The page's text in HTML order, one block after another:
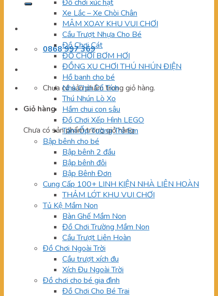
0868 997 369
Chưa có sản phẩm trong giỏ hàng.
Giỏ hàng
Chưa có sản phẩm trong giỏ hàng.
Đồ chơi xúc hạt
Xe Lắc – Xe Chòi Chân
MÂM XOAY KHU VUI CHƠI
Cầu Trượt Nhựa Cho Bé
Đồ Chơi Cát
ĐỒ CHƠI BƠM HƠI
ĐỒNG XU CHƠI THÚ NHÚN ĐIỆN
Hồ banh cho bé
Nhà Chòi Cổ Tích
Thú Nhún Lò Xo
Hầm chui con sâu
Đồ Chơi Xếp Hình LEGO
Tấm Ốp Tường Trẻ Em
Bập bênh cho bé
Bập bênh 2 đầu
Bập bênh đôi
Bập Bênh Đơn
Cung Cấp 100+ LINH KIỆN NHÀ LIÊN HOÀN
THẢM LÓT KHU VUI CHƠI
Tủ Kệ Mầm Non
Bàn Ghế Mầm Non
Đồ Chơi Trường Mầm Non
Cầu Trượt Liên Hoàn
Đồ Chơi Ngoài Trời
Cầu trượt xích đu
Xích Đu Ngoài Trời
Đồ chơi cho bé gia đình
Đồ Chơi Cho Bé Trai